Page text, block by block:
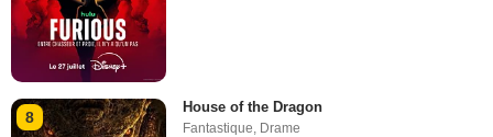
8
House of the Dragon
Fantastique, Drame